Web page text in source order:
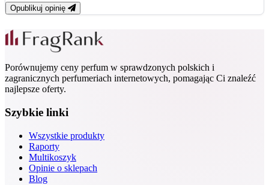
Opublikuj opinię
Porównujemy ceny perfum w sprawdzonych polskich i
zagranicznych perfumeriach internetowych, pomagając Ci znaleźć
najlepsze oferty.
Szybkie linki
Wszystkie produkty
Raporty
Multikoszyk
Opinie o sklepach
Blog